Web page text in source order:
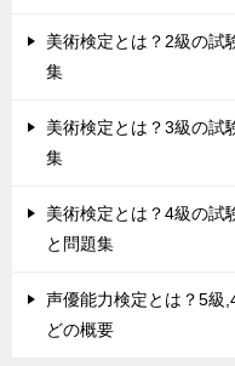
美術検定とは？2級の試
集
美術検定とは？3級の試
集
美術検定とは？4級の試
と問題集
声優能力検定とは？5級
どの概要